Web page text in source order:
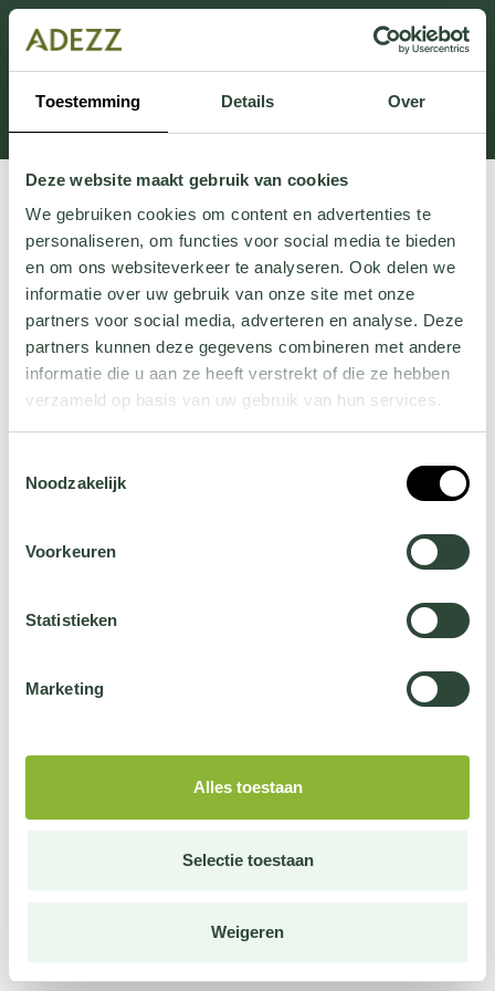
Toestemming Details Over
Deze website maakt gebruik van cookies
We gebruiken cookies om content en advertenties te
personaliseren, om functies voor social media te bieden
en om ons websiteverkeer te analyseren. Ook delen we
informatie over uw gebruik van onze site met onze
partners voor social media, adverteren en analyse. Deze
partners kunnen deze gegevens combineren met andere
informatie die u aan ze heeft verstrekt of die ze hebben
verzameld op basis van uw gebruik van hun services.
jehier.
Noodzakelijk
Voorkeuren
Statistieken
Marketing
Alles toestaan
Selectie toestaan
Weigeren
Dieser Abschnitt wird derzeit gewartet.
Wenn Sie Informationen vermissen, können Sie uns
unter +31 413 395 294 anrufen oder uns unter